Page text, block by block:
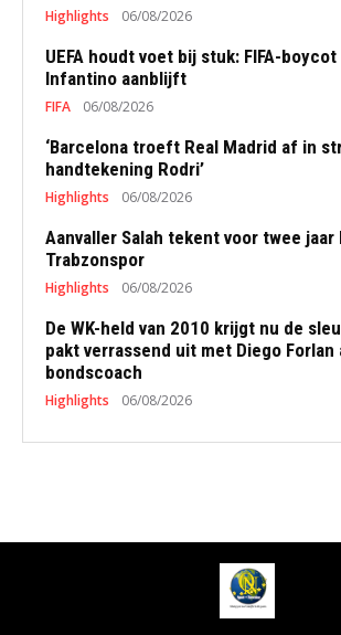
Highlights 06/08/2026
UEFA houdt voet bij stuk: FIFA-
Infantino aanblijft
FIFA 06/08/2026
‘Barcelona troeft Real Madrid af in
handtekening Rodri’
Highlights 06/08/2026
Aanvaller Salah tekent voor twee jaar
Trabzonspor
Highlights 06/08/2026
De WK-held van 2010 krijgt nu de
pakt verrassend uit met Diego Forlan
bondscoach
Highlights 06/08/2026